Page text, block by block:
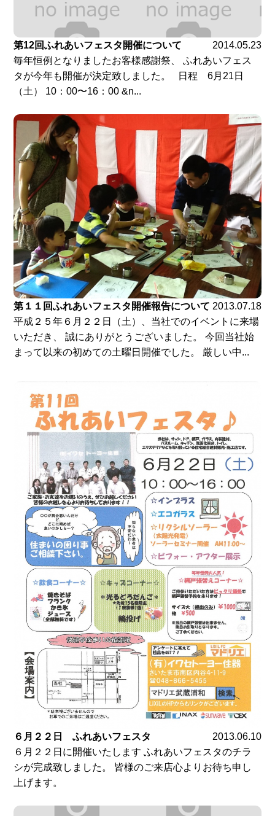
第12回ふれあいフェスタ開催について
2014.05.23
毎年恒例となりましたお客様感謝祭、 ふれあいフェス
タが今年も開催が決定致しました。 日程 6月21日
（土） 10：00〜16：00 &n...
第１１回ふれあいフェスタ開催報告について 2013.07.18
平成２５年６月２２日（土）、当社でのイベントに来場
いただき、 誠にありがとうございました。 今回当社始
まって以来の初めての土曜日開催でした。 厳しい中...
６月２２日 ふれあいフェスタ
2013.06.10
６月２２日に開催いたします ふれあいフェスタのチラ
シが完成致しました。 皆様のご来店心よりお待ち申し
上げます。